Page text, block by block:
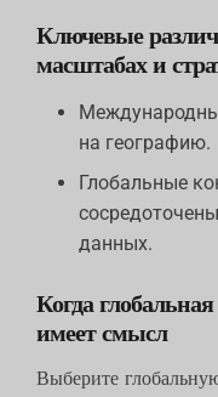
Ключевые
масштабах и
на географию.
Глобальные
данных.
Когда
имеет смысл
Выберите